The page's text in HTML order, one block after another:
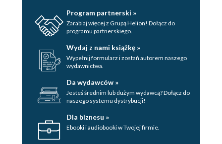
Program partnerski »
Zarabiaj więcej z Grupą Helion! Dołącz do
programu partnerskiego.
Wydaj z nami książkę »
Wypełnij formularz i zostań autorem naszego
wydawnictwa.
Da wydawców »
Jesteś średnim lub dużym wydawcą? Dołącz do
naszego systemu dystrybucji!
Dla biznesu »
Ebooki i audiobooki w Twojej firmie.